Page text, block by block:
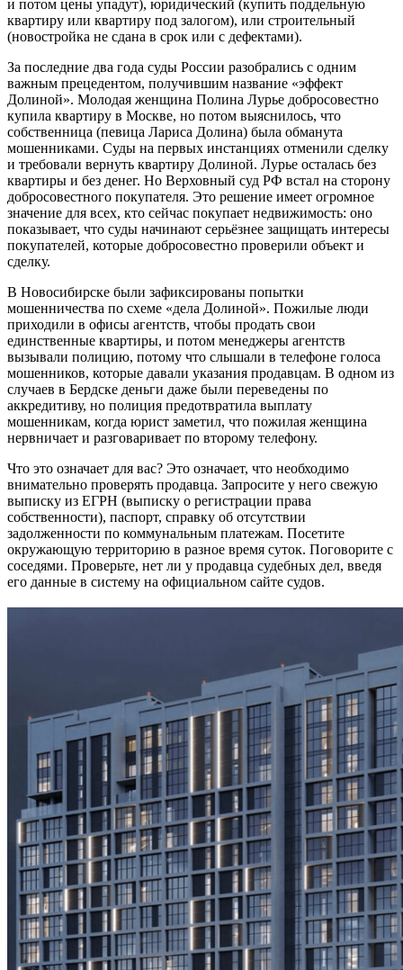
и потом цены упадут), юридический (купить поддельную
квартиру или квартиру под залогом), или строительный
(новостройка не сдана в срок или с дефектами).
За последние два года суды России разобрались с одним
важным прецедентом, получившим название «эффект
Долиной». Молодая женщина Полина Лурье добросовестно
купила квартиру в Москве, но потом выяснилось, что
собственница (певица Лариса Долина) была обманута
мошенниками. Суды на первых инстанциях отменили сделку
и требовали вернуть квартиру Долиной. Лурье осталась без
квартиры и без денег. Но Верховный суд РФ встал на сторону
добросовестного покупателя. Это решение имеет огромное
значение для всех, кто сейчас покупает недвижимость: оно
показывает, что суды начинают серьёзнее защищать интересы
покупателей, которые добросовестно проверили объект и
сделку.
В Новосибирске были зафиксированы попытки
мошенничества по схеме «дела Долиной». Пожилые люди
приходили в офисы агентств, чтобы продать свои
единственные квартиры, и потом менеджеры агентств
вызывали полицию, потому что слышали в телефоне голоса
мошенников, которые давали указания продавцам. В одном из
случаев в Бердске деньги даже были переведены по
аккредитиву, но полиция предотвратила выплату
мошенникам, когда юрист заметил, что пожилая женщина
нервничает и разговаривает по второму телефону.
Что это означает для вас? Это означает, что необходимо
внимательно проверять продавца. Запросите у него свежую
выписку из ЕГРН (выписку о регистрации права
собственности), паспорт, справку об отсутствии
задолженности по коммунальным платежам. Посетите
окружающую территорию в разное время суток. Поговорите с
соседями. Проверьте, нет ли у продавца судебных дел, введя
его данные в систему на официальном сайте судов.